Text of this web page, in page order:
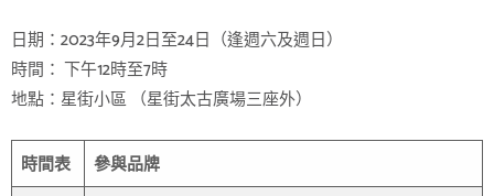
日期：2023年9月2日至24日（逢週六及週日）
時間： 下午12時至7時
地點：星街小區 （星街太古廣場三座外）
時間表 參與品牌